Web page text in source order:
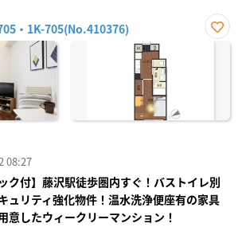
・1K-705(No.410376)
お気
08:27
ク付】藤沢駅徒歩圏内すぐ！バストイレ別
ュリティ強化物件！温水洗浄便座有の家具
意したウィークリーマンション！